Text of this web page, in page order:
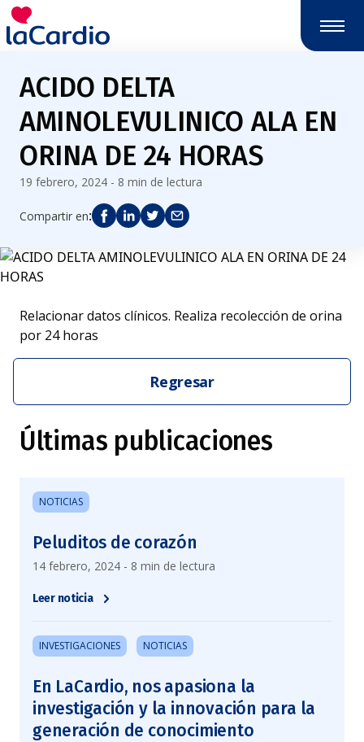
ACIDO DELTA
AMINOLEVULINICO ALA EN
ORINA DE 24 HORAS
19 febrero, 2024 - 8 min de lectura
Compartir en:
Relacionar datos clínicos. Realiza recolección de orina
por 24 horas
Regresar
Últimas publicaciones
NOTICIAS
Peluditos de corazón
14 febrero, 2024 - 8 min de lectura
Leer noticia
INVESTIGACIONES NOTICIAS
En LaCardio, nos apasiona la
investigación y la innovación para la
generación de conocimiento